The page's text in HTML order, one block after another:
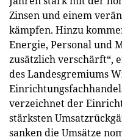
Zinsen und einem
kämpfen. Hinzu
Energie, Personal und
zusätzlich verschärft“,
des Landesgremiums
verzeichnet der
stärksten
sanken die Umsätze